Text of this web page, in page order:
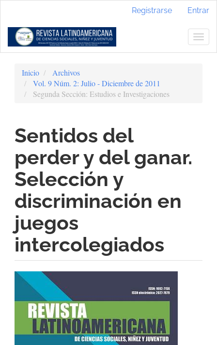
Contenido
principal
Barra
Registrarse Entrar
Inicio
Archivos
Vol. 9 Núm. 2: Julio - Diciembre de 2011
Segunda Sección: Estudios e Investigaciones
Sentidos del
perder y del ganar.
Selección y
discriminación en
juegos
intercolegiados
Barra
lateral
del
artículo